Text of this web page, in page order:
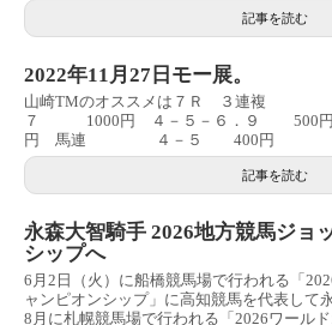
記事を読む
2022年11月27日モー展。
山崎TMのオススメは７Ｒ
７ 1000円 ４－５－６．９
円 馬連 ４－５ 400円
記事を読む
永森大智騎手 2026地方競馬ジョ
シップへ
6月2日（火）に船橋競馬場で行われる「
ャンピオンシップ」に高知競馬を代表して
8月に札幌競馬場で行われる「2026ワール